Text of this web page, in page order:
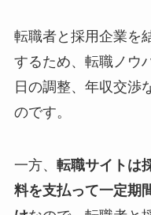
転職者と採用企業を
するため、転職ノウ
日の調整、年収交渉
のです。
一方、 転職サイトは
料を支払って一定期